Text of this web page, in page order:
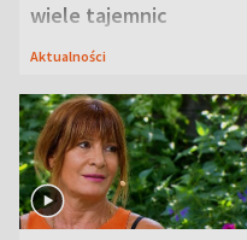
wiele tajemnic
Aktualności